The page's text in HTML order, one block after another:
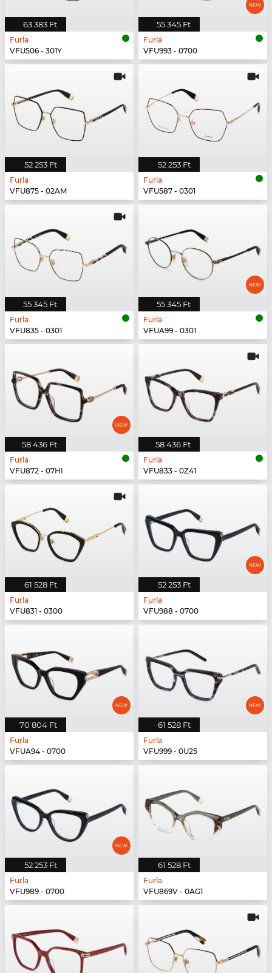
63 383 Ft
Furla
VFU506 - 301Y
55 345 Ft
Furla
VFU993 - 0700
52 253 Ft
Furla
VFU875 - 02AM
52 253 Ft
Furla
VFU587 - 0301
55 345 Ft
Furla
VFU835 - 0301
55 345 Ft
Furla
VFUA99 - 0301
58 436 Ft
Furla
VFU872 - 07HI
58 436 Ft
Furla
VFU833 - 0Z41
61 528 Ft
Furla
VFU831 - 0300
52 253 Ft
Furla
VFU988 - 0700
70 804 Ft
Furla
VFUA94 - 0700
61 528 Ft
Furla
VFU999 - 0U25
52 253 Ft
Furla
VFU989 - 0700
61 528 Ft
Furla
VFU869V - 0AG1